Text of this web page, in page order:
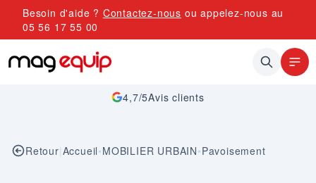
Allez au contenu
Besoin d'aide ? Contactez-nous ou appelez-nous au
05 56 17 55 00
4,7/5Avis clients
Retour|Accueil•MOBILIER URBAIN•Pavoisement